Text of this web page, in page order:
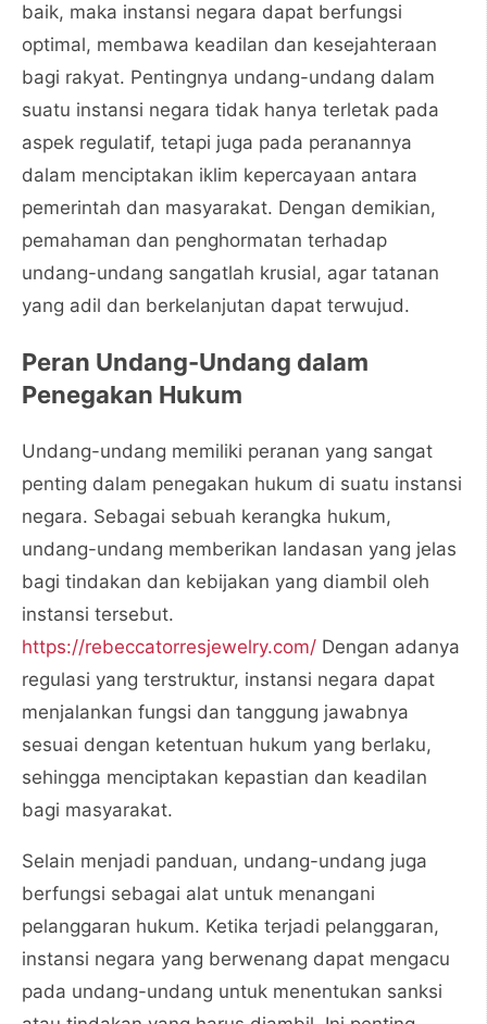
baik, maka instansi negara dapat berfungsi
optimal, membawa keadilan dan kesejahteraan
bagi rakyat. Pentingnya undang-undang dalam
suatu instansi negara tidak hanya terletak pada
aspek regulatif, tetapi juga pada peranannya
dalam menciptakan iklim kepercayaan antara
pemerintah dan masyarakat. Dengan demikian,
pemahaman dan penghormatan terhadap
undang-undang sangatlah krusial, agar tatanan
yang adil dan berkelanjutan dapat terwujud.
Peran Undang-Undang dalam
Penegakan Hukum
Undang-undang memiliki peranan yang sangat
penting dalam penegakan hukum di suatu instansi
negara. Sebagai sebuah kerangka hukum,
undang-undang memberikan landasan yang jelas
bagi tindakan dan kebijakan yang diambil oleh
instansi tersebut.
https://rebeccatorresjewelry.com/ Dengan adanya
regulasi yang terstruktur, instansi negara dapat
menjalankan fungsi dan tanggung jawabnya
sesuai dengan ketentuan hukum yang berlaku,
sehingga menciptakan kepastian dan keadilan
bagi masyarakat.
Selain menjadi panduan, undang-undang juga
berfungsi sebagai alat untuk menangani
pelanggaran hukum. Ketika terjadi pelanggaran,
instansi negara yang berwenang dapat mengacu
pada undang-undang untuk menentukan sanksi